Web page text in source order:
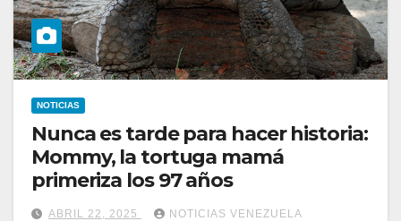
NOTICIAS
Nunca es tarde para hacer historia:
Mommy, la tortuga mamá
primeriza los 97 años
ABRIL 22, 2025 NOTICIAS VENEZUELA